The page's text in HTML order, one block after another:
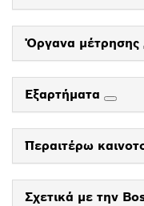
Όργανα μέτρησης
Εξαρτήματα
Περαιτέρω
Σχετικά με την